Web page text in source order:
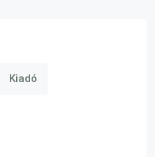
Kiadó